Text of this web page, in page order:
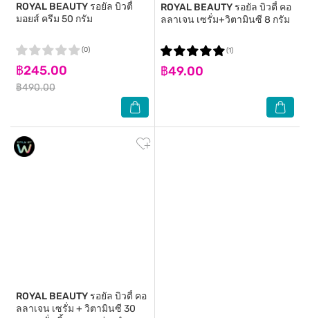
ROYAL BEAUTY รอยัล บิวตี้
มอยส์ ครีม 50 กรัม
฿245.00
฿490.00
(0)
ROYAL BEAUTY รอยัล บิวตี้ คอ
ลลาเจน เซรั่ม+วิตามินซี 8 กรัม
฿49.00
(1)
ROYAL BEAUTY รอยัล บิวตี้ คอ
ลลาเจน เซรั่ม + วิตามินซี 30